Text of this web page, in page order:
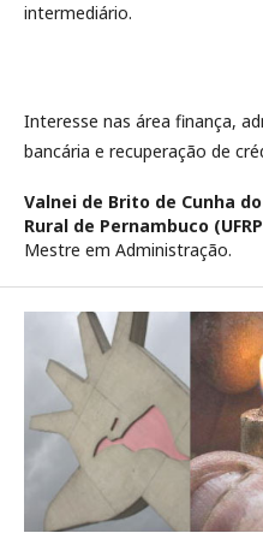
intermediário.
Interesse nas área finança,
bancária e recuperação de
Valnei de Brito de Cunha
Rural de Pernambuco
Mestre em Administração.